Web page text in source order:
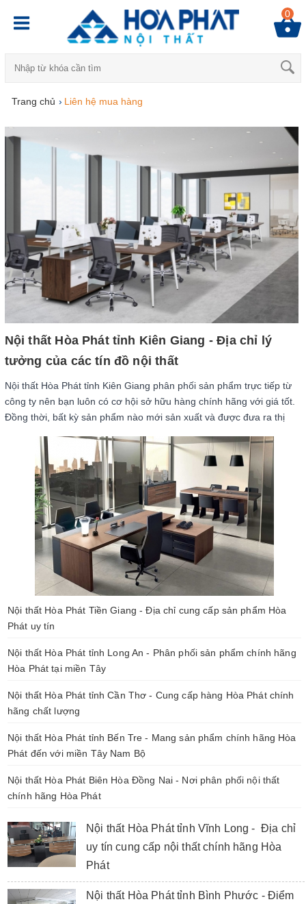
0
Trang chủ › Liên hệ mua hàng
Nội thất Hòa Phát tỉnh Kiên Giang - Địa chỉ lý
tưởng của các tín đồ nội thất
Nội thất Hòa Phát tỉnh Kiên Giang phân phối sản phẩm trực tiếp từ
công ty nên bạn luôn có cơ hội sở hữu hàng chính hãng với giá tốt.
Đồng thời, bất kỳ sản phẩm nào mới sản xuất và được đưa ra thị
trạng khan hiếm. Ngay cả khi bạn cần mua nội thất với số lượng
lớn, lắp đặt cho những công trình tầm cỡ thì nội thất Hòa Phát tỉnh
Kiên Giang cũng có thể đáp ứng được.
Nội thất Hòa Phát Tiền Giang - Địa chỉ cung cấp sản phẩm Hòa
Phát uy tín
Nội thất Hòa Phát tỉnh Long An - Phân phối sản phẩm chính hãng
Hòa Phát tại miền Tây
Nội thất Hòa Phát tỉnh Cần Thơ - Cung cấp hàng Hòa Phát chính
hãng chất lượng
Nội thất Hòa Phát tỉnh Bến Tre - Mang sản phẩm chính hãng Hòa
Phát đến với miền Tây Nam Bộ
Nội thất Hòa Phát Biên Hòa Đồng Nai - Nơi phân phối nội thất
chính hãng Hòa Phát
Nội thất Hòa Phát tỉnh Vĩnh Long - Địa chỉ
uy tín cung cấp nội thất chính hãng Hòa
Phát
Nội thất Hòa Phát tỉnh Bình Phước - Điểm